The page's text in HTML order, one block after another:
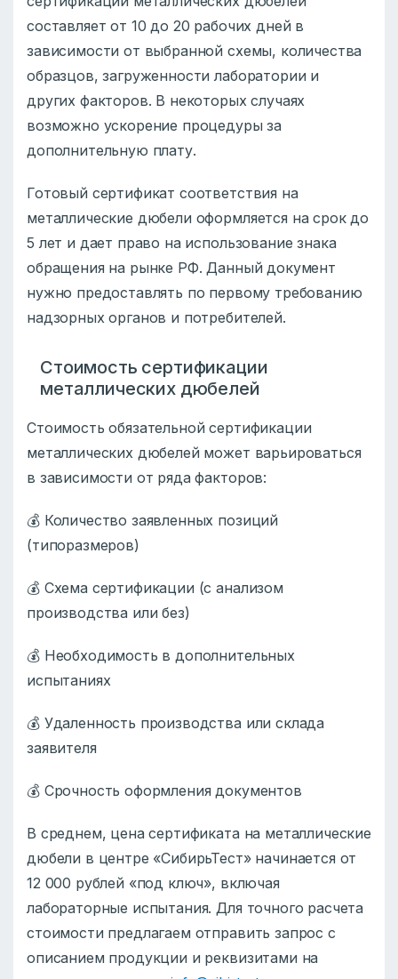
составляет от 10 до 20 рабочих дней в
зависимости от выбранной схемы, количества
образцов, загруженности лаборатории и
других факторов. В некоторых случаях
возможно ускорение процедуры за
дополнительную плату.
Готовый сертификат соответствия на
металлические дюбели оформляется на срок до
5 лет и дает право на использование знака
обращения на рынке РФ. Данный документ
нужно предоставлять по первому требованию
надзорных органов и потребителей.
Стоимость сертификации
металлических дюбелей
Стоимость обязательной сертификации
металлических дюбелей может варьироваться
в зависимости от ряда факторов:
💰 Количество заявленных позиций
(типоразмеров)
💰 Схема сертификации (с анализом
производства или без)
💰 Необходимость в дополнительных
испытаниях
💰 Удаленность производства или склада
заявителя
💰 Срочность оформления документов
В среднем, цена сертификата на металлические
дюбели в центре «СибирьТест» начинается от
12 000 рублей «под ключ», включая
лабораторные испытания. Для точного расчета
стоимости предлагаем отправить запрос с
описанием продукции и реквизитами на